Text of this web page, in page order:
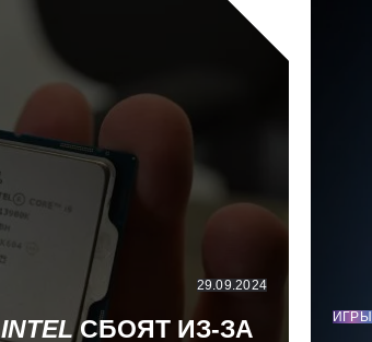
29.09.2024
INTELСБОЯТ ИЗ-ЗА ИГРЫ